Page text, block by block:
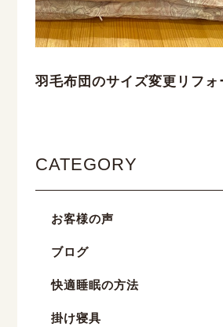
羽毛布団のサイズ変更リフォ
CATEGORY
お客様の声
ブログ
快適睡眠の方法
掛け寝具